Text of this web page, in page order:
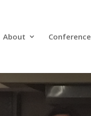
About Conference